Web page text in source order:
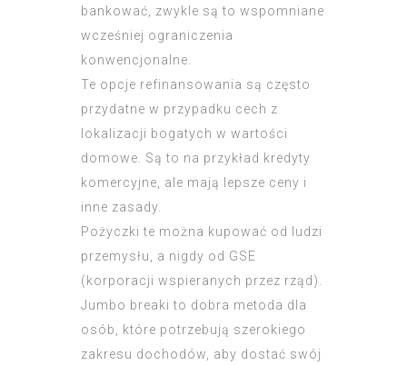
bankować, zwykle są to wspomniane
wcześniej ograniczenia
konwencjonalne.
Te opcje refinansowania są często
przydatne w przypadku cech z
lokalizacji bogatych w wartości
domowe. Są to na przykład kredyty
komercyjne, ale mają lepsze ceny i
inne zasady.
Pożyczki te można kupować od ludzi
przemysłu, a nigdy od GSE
(korporacji wspieranych przez rząd).
Jumbo breaki to dobra metoda dla
osób, które potrzebują szerokiego
zakresu dochodów, aby dostać swój